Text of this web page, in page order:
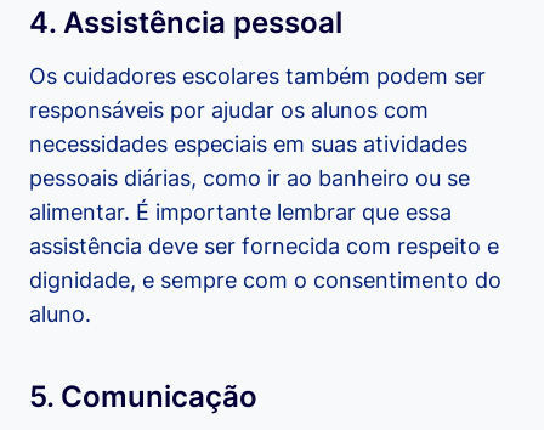
4. Assistência pessoal
Os cuidadores escolares também podem ser
responsáveis por ajudar os alunos com
necessidades especiais em suas atividades
pessoais diárias, como ir ao banheiro ou se
alimentar. É importante lembrar que essa
assistência deve ser fornecida com respeito e
dignidade, e sempre com o consentimento do
aluno.
5. Comunicação